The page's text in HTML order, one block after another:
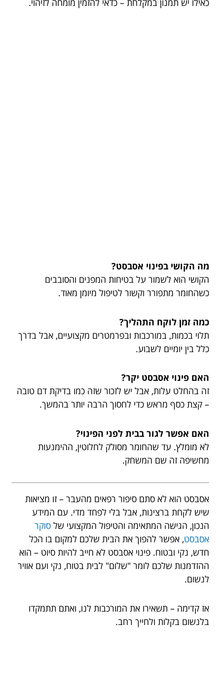
מה הקושי בפינוי אסבסט?
הקושי הוא לשמור על בטיחות המפנים והסובבים
כשהחומר מתפורר וקשור לטיפול מיומן מאוד.
כמה זמן לוקח התהליך?
תלוי בכמות, במורכבות ובפרמטרים מקצועיים, אבל בדרך
כלל בין יומיים לשבוע.
האם פינוי אסבסט יקר?
זה בהחלט עלות, אבל יש לזכור שזה כמו בדיקת דם טובה
– קצת כסף מראש כדי לחסוך הרבה יותר בהמשך.
האם אפשר לגור בבית לפני הפינוי?
לא מומלץ. עד שהחומר מסולק לחלוטין, ההימנעות
מחשיפה זה שם המשחק.
אסבסט הוא לא סתם סיפור רפאים מהעבר – זו מציאות
שיש לקחת ברצינות, אבל בלי לפחד מדי. עם המידע
הנכון, הגישה המתאימה והטיפול המקצועי של סוקר
אסבסט, אפשר להפוך את הבית שלכם למקום בו הכל
חדש, נקי ובטוח. פינוי אסבסט לא חייב להיות סיוט – הוא
ההזדמנות שלכם לומר "שלום" לבית בטוח, נקי ועם אוויר
לנשום.
אז קדימה – תשאירו את המורכבות לנו, ואתם תתמקדו
בלנשום בקלות ולחייך רחב.